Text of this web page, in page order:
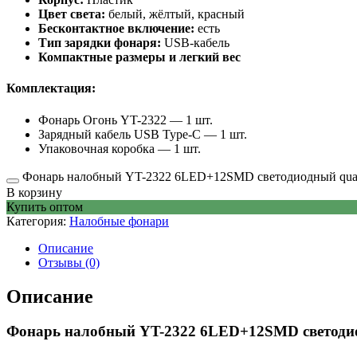
Цвет света: белый, жёлтый, красный
Бесконтактное включение: есть
Тип зарядки фонаря: USB-кабель
Компактные размеры и легкий вес
Комплектация:
Фонарь Огонь YT-2322 — 1 шт.
Зарядный кабель USB Type-C — 1 шт.
Упаковочная коробка — 1 шт.
Фонарь налобный YT-2322 6LED+12SMD светодиодный
В корзину
Купить оптом
Категория: Налобные фонари
Описание
Отзывы (0)
Описание
Фонарь налобный YT-2322 6LED+12SMD